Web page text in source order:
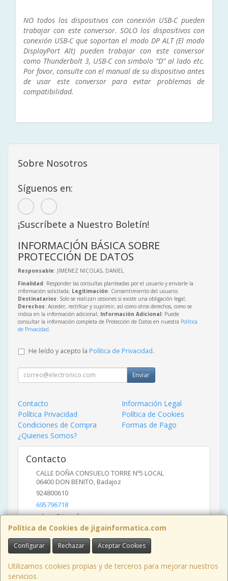
NO todos los dispositivos con conexión USB-C pueden
trabajar con este conversor. SOLO los dispositivos con
conexión USB-C que soportan el modo DP ALT (El modo
DisplayPort Alt) pueden trabajar con este conversor
como Thunderbolt 3, USB-C con simbolo “D” al lado etc.
Por favor, consulte con el manual de su dispositivo antes
de usar este conversor para evitar problemas de
compatibilidad.
Política de Cookies de jigainformatica.com
Configurar Rechazar Aceptar Cookies
Utilizamos cookies propias y de terceros para mejorar nuestros
servicios.
Sobre Nosotros
Síguenos en:
¡Suscríbete a Nuestro Boletín!
INFORMACIÓN BÁSICA SOBRE
PROTECCIÓN DE DATOS
Responsable: JIMENEZ NICOLAS, DANIEL
Finalidad: Responder las consultas planteadas por el usuario y enviarle la
información solicitada; Legitimación: Consentimiento del usuario;
Destinatarios: Solo se realizan cesiones si existe una obligación legal;
Derechos: Acceder, rectificar y suprimir, así como otros derechos, como se
indica en la información adicional; Información Adicional: Puede
consultar la información completa de Protección de Datos en nuestra Política
de Privacidad
He leído y acepto la Política de Privacidad.
Enviar
Contacto
Información Legal
Política Privacidad
Política de Cookies
Condiciones de Compra
Formas de Pago
¿Quienes Somos?
Contacto
CALLE DOÑA CONSUELO TORRE Nº5 LOCAL
06400 DON BENITO, Badajoz
924800610
695796718
admin@jigainformatica.com
Horario
10:00 a 14:00 y de 17:00 a 20:00